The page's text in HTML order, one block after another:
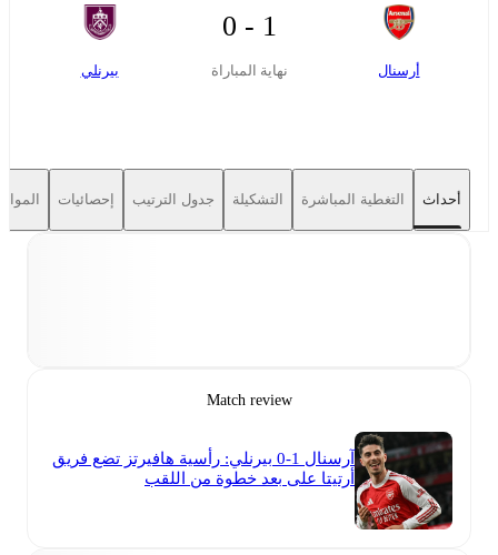
أرسنال نهاية المباراة بيرنلي
أحداث التغطية المباشرة التشكيلة جدول الترتيب إحصائيات المواجهات
Match review
آرسنال 1-0 بيرنلي: رأسية هافيرتز تضع فريق
أرتيتا على بعد خطوة من اللقب